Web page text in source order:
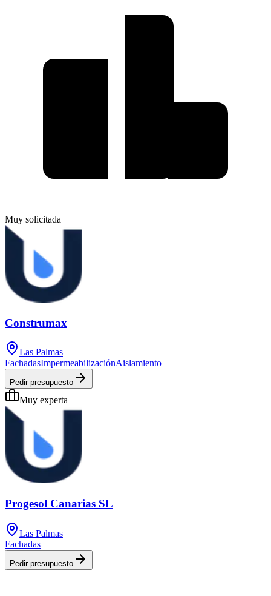
Muy solicitada
Construmax
Las Palmas
FachadasImpermeabilizaciónAislamiento
Pedir presupuesto
Muy experta
Progesol Canarias SL
Las Palmas
Fachadas
Pedir presupuesto